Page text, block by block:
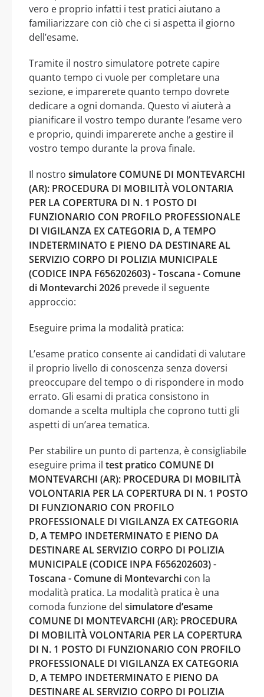
vero e proprio infatti i test pratici aiutano a
familiarizzare con ciò che ci si aspetta il giorno
dell’esame.
Tramite il nostro simulatore potrete capire
quanto tempo ci vuole per completare una
sezione, e imparerete quanto tempo dovrete
dedicare a ogni domanda. Questo vi aiuterà a
pianificare il vostro tempo durante l’esame vero
e proprio, quindi imparerete anche a gestire il
vostro tempo durante la prova finale.
Il nostro simulatore COMUNE DI MONTEVARCHI
(AR): PROCEDURA DI MOBILITÀ VOLONTARIA
PER LA COPERTURA DI N. 1 POSTO DI
FUNZIONARIO CON PROFILO PROFESSIONALE
DI VIGILANZA EX CATEGORIA D, A TEMPO
INDETERMINATO E PIENO DA DESTINARE AL
SERVIZIO CORPO DI POLIZIA MUNICIPALE
(CODICE INPA F656202603) - Toscana - Comune
di Montevarchi 2026 prevede il seguente
approccio:
Eseguire prima la modalità pratica:
L’esame pratico consente ai candidati di valutare
il proprio livello di conoscenza senza doversi
preoccupare del tempo o di rispondere in modo
errato. Gli esami di pratica consistono in
domande a scelta multipla che coprono tutti gli
aspetti di un’area tematica.
Per stabilire un punto di partenza, è consigliabile
eseguire prima il test pratico COMUNE DI
MONTEVARCHI (AR): PROCEDURA DI MOBILITÀ
VOLONTARIA PER LA COPERTURA DI N. 1 POSTO
DI FUNZIONARIO CON PROFILO
PROFESSIONALE DI VIGILANZA EX CATEGORIA
D, A TEMPO INDETERMINATO E PIENO DA
DESTINARE AL SERVIZIO CORPO DI POLIZIA
MUNICIPALE (CODICE INPA F656202603) -
Toscana - Comune di Montevarchi con la
modalità pratica. La modalità pratica è una
comoda funzione del simulatore d’esame
COMUNE DI MONTEVARCHI (AR): PROCEDURA
DI MOBILITÀ VOLONTARIA PER LA COPERTURA
DI N. 1 POSTO DI FUNZIONARIO CON PROFILO
PROFESSIONALE DI VIGILANZA EX CATEGORIA
D, A TEMPO INDETERMINATO E PIENO DA
DESTINARE AL SERVIZIO CORPO DI POLIZIA